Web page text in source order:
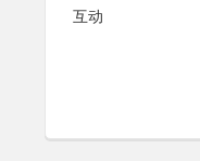
互动